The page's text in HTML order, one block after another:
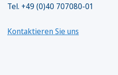
Tel. +49 (0)40 707080-01
Kontaktieren Sie uns